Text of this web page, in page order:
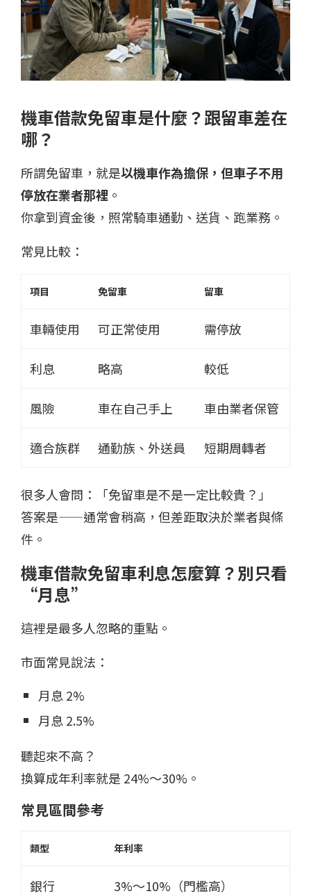
機車借款免留車是什麼？跟留車差在
哪？
所謂免留車，就是以機車作為擔保，但車子不用
停放在業者那裡 。
你拿到資金後，照常騎車通勤、送貨、跑業務。
常見比較：
項目 免留車 留車
車輛使用 可正常使用 需停放
利息 略高 較低
風險 車在自己手上 車由業者保管
適合族群 通勤族、外送員 短期周轉者
很多人會問：「免留車是不是一定比較貴？」
答案是——通常會稍高，但差距取決於業者與條
件。
機車借款免留車利息怎麼算？別只看
“月息”
這裡是最多人忽略的重點。
市面常見說法：
月息 2%
月息 2.5%
聽起來不高？
換算成年利率就是 24%～30%。
常見區間參考
類型 年利率
銀行 3%～10%（門檻高）